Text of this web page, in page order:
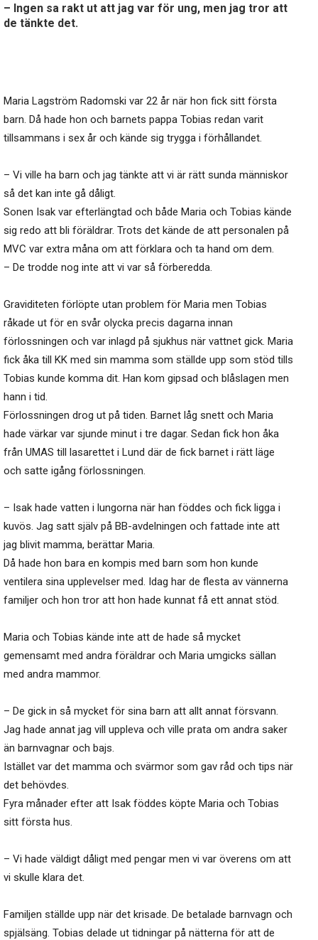
– Ingen sa rakt ut att jag var för ung, men jag tror att
de tänkte det.
Maria Lagström Radomski var 22 år när hon fick sitt första
barn. Då hade hon och barnets pappa Tobias redan varit
tillsammans i sex år och kände sig trygga i förhållandet.
– Vi ville ha barn och jag tänkte att vi är rätt sunda människor
så det kan inte gå dåligt.
Sonen Isak var efterlängtad och både Maria och Tobias kände
sig redo att bli föräldrar. Trots det kände de att personalen på
MVC var extra måna om att förklara och ta hand om dem.
– De trodde nog inte att vi var så förberedda.
Graviditeten förlöpte utan problem för Maria men Tobias
råkade ut för en svår olycka precis dagarna innan
förlossningen och var inlagd på sjukhus när vattnet gick. Maria
fick åka till KK med sin mamma som ställde upp som stöd tills
Tobias kunde komma dit. Han kom gipsad och blåslagen men
hann i tid.
Förlossningen drog ut på tiden. Barnet låg snett och Maria
hade värkar var sjunde minut i tre dagar. Sedan fick hon åka
från UMAS till lasarettet i Lund där de fick barnet i rätt läge
och satte igång förlossningen.
– Isak hade vatten i lungorna när han föddes och fick ligga i
kuvös. Jag satt själv på BB-avdelningen och fattade inte att
jag blivit mamma, berättar Maria.
Då hade hon bara en kompis med barn som hon kunde
ventilera sina upplevelser med. Idag har de flesta av vännerna
familjer och hon tror att hon hade kunnat få ett annat stöd.
Maria och Tobias kände inte att de hade så mycket
gemensamt med andra föräldrar och Maria umgicks sällan
med andra mammor.
– De gick in så mycket för sina barn att allt annat försvann.
Jag hade annat jag vill uppleva och ville prata om andra saker
än barnvagnar och bajs.
Istället var det mamma och svärmor som gav råd och tips när
det behövdes.
Fyra månader efter att Isak föddes köpte Maria och Tobias
sitt första hus.
– Vi hade väldigt dåligt med pengar men vi var överens om att
vi skulle klara det.
Familjen ställde upp när det krisade. De betalade barnvagn och
spjälsäng. Tobias delade ut tidningar på nätterna för att de